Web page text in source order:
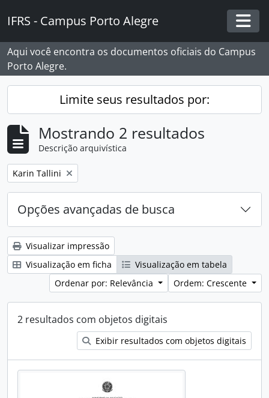
IFRS - Campus Porto Alegre
Aqui você encontra os documentos oficiais do Campus
Porto Alegre.
Limite seus resultados por:
Mostrando 2 resultados
Descrição arquivística
Remover filtro:
Karin Tallini
Opções avançadas de busca
Visualizar impressão
Visualização em ficha
Visualização em tabela
Ordenar por: Relevância
Ordem: Crescente
2 resultados com objetos digitais
Exibir resultados com objetos digitais